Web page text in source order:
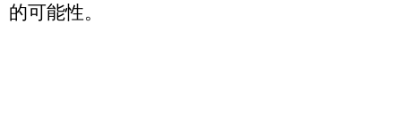
的可能性。